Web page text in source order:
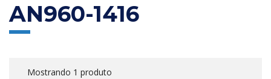
AN960-1416
Mostrando 1 produto